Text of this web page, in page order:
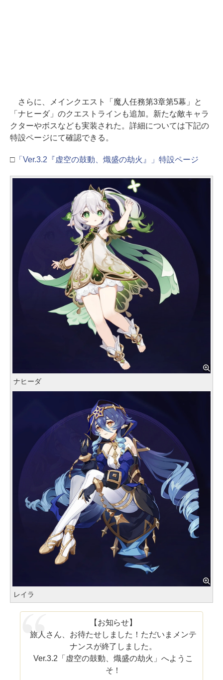
さらに、メインクエスト「魔人任務第3章第5幕」と
「ナヒーダ」のクエストラインも追加。新たな敵キャラ
クターやボスなども実装された。詳細については下記の
特設ページにて確認できる。
□ 「Ver.3.2『虚空の鼓動、熾盛の劫火』」特設ページ
ナヒーダ
レイラ
【お知らせ】
旅人さん、お待たせしました！ただいまメンテ
ナンスが終了しました。
Ver.3.2「虚空の鼓動、熾盛の劫火」へようこ
そ！